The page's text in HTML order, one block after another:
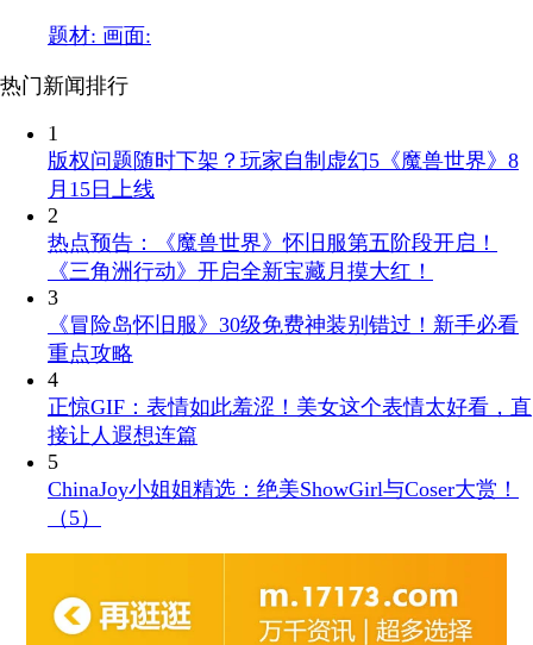
题材: 画面:
热门新闻排行
1
版权问题随时下架？玩家自制虚幻5《魔兽世界》8
月15日上线
2
热点预告：《魔兽世界》怀旧服第五阶段开启！
《三角洲行动》开启全新宝藏月摸大红！
3
《冒险岛怀旧服》30级免费神装别错过！新手必看
重点攻略
4
正惊GIF：表情如此羞涩！美女这个表情太好看，直
接让人遐想连篇
5
ChinaJoy小姐姐精选：绝美ShowGirl与Coser大赏！
（5）